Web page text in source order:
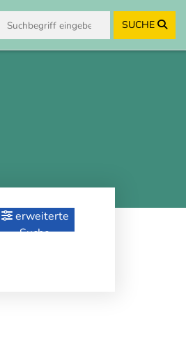
SUCHE
erweiterte
Suche